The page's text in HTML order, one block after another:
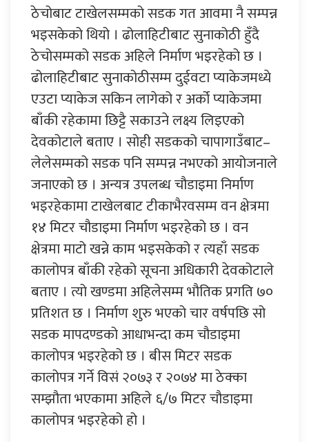
ठेचोबाट टाखेलसम्मको सडक गत आवमा नै सम्पन्न
भइसकेको थियो । ढोलाहिटीबाट सुनाकोठी हुँदै
ठेचोसम्मको सडक अहिले निर्माण भइरहेको छ ।
ढोलाहिटीबाट सुनाकोठीसम्म दुईवटा प्याकेजमध्ये
एउटा प्याकेज सकिन लागेको र अर्को प्याकेजमा
बाँकी रहेकामा छिट्टै सकाउने लक्ष्य लिइएको
देवकोटाले बताए । सोही सडकको चापागाउँबाट–
लेलेसम्मको सडक पनि सम्पन्न नभएको आयोजनाले
जनाएको छ । अन्यत्र उपलब्ध चौडाइमा निर्माण
भइरहेकामा टाखेलबाट टीकाभैरवसम्म वन क्षेत्रमा
१४ मिटर चौडाइमा निर्माण भइरहेको छ । वन
क्षेत्रमा माटो खन्ने काम भइसकेको र त्यहाँ सडक
कालोपत्र बाँकी रहेको सूचना अधिकारी देवकोटाले
बताए । त्यो खण्डमा अहिलेसम्म भौतिक प्रगति ७०
प्रतिशत छ । निर्माण शुरु भएको चार वर्षपछि सो
सडक मापदण्डको आधाभन्दा कम चौडाइमा
कालोपत्र भइरहेको छ । बीस मिटर सडक
कालोपत्र गर्ने विसं २०७३ र २०७४ मा ठेक्का
सम्झौता भएकामा अहिले ६/७ मिटर चौडाइमा
कालोपत्र भइरहेको हो ।